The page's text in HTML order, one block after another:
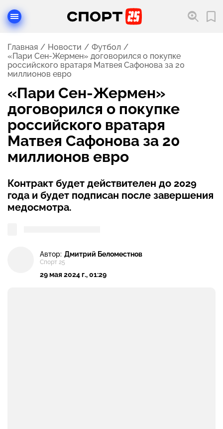
Главная Новости
Футбол
«Пари Сен-Жермен» договорился о покупке
российского вратаря Матвея Сафонова за 20
миллионов евро
«Пари Сен-Жермен»
договорился о покупке
российского вратаря
Матвея Сафонова за 20
миллионов евро
Контракт будет действителен до 2029
года и будет подписан после завершения
медосмотра.
Автор: Дмитрий Беломестнов
Спорт 25
29 мая 2024 г., 01:29